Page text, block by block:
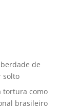
de
solto
tortura como
brasileiro